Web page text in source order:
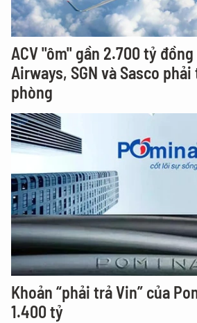
ACV "ôm" gần 2.700 tỷ
Airways, SGN và Sasco
phòng
Khoản “phải trả Vin” của
1.400 tỷ